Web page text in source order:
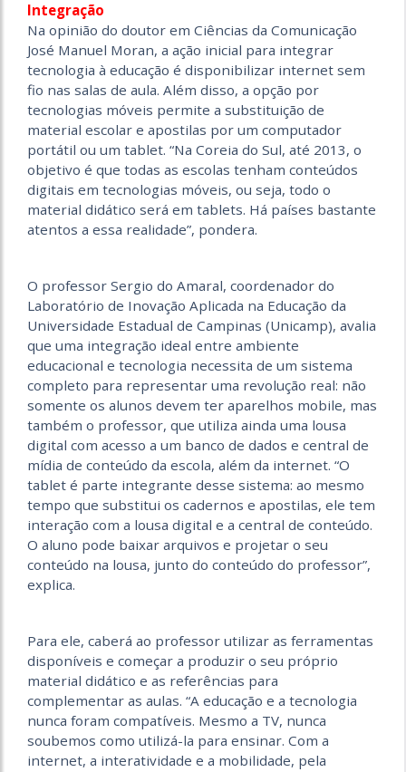
Integração
Na opinião do doutor em Ciências da Comunicação
José Manuel Moran, a ação inicial para integrar
tecnologia à educação é disponibilizar internet sem
fio nas salas de aula. Além disso, a opção por
tecnologias móveis permite a substituição de
material escolar e apostilas por um computador
portátil ou um tablet. “Na Coreia do Sul, até 2013, o
objetivo é que todas as escolas tenham conteúdos
digitais em tecnologias móveis, ou seja, todo o
material didático será em tablets. Há países bastante
atentos a essa realidade”, pondera.
O professor Sergio do Amaral, coordenador do
Laboratório de Inovação Aplicada na Educação da
Universidade Estadual de Campinas (Unicamp), avalia
que uma integração ideal entre ambiente
educacional e tecnologia necessita de um sistema
completo para representar uma revolução real: não
somente os alunos devem ter aparelhos mobile, mas
também o professor, que utiliza ainda uma lousa
digital com acesso a um banco de dados e central de
mídia de conteúdo da escola, além da internet. “O
tablet é parte integrante desse sistema: ao mesmo
tempo que substitui os cadernos e apostilas, ele tem
interação com a lousa digital e a central de conteúdo.
O aluno pode baixar arquivos e projetar o seu
conteúdo na lousa, junto do conteúdo do professor”,
explica.
Para ele, caberá ao professor utilizar as ferramentas
disponíveis e começar a produzir o seu próprio
material didático e as referências para
complementar as aulas. “A educação e a tecnologia
nunca foram compatíveis. Mesmo a TV, nunca
soubemos como utilizá-la para ensinar. Com a
internet, a interatividade e a mobilidade, pela